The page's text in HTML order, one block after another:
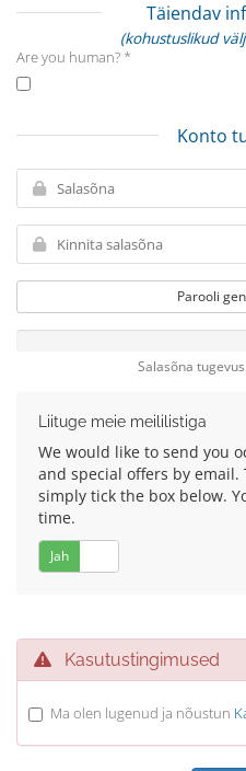
Täiendav
(kohustuslikud
Are you human? *
Konto
Parooli
Salasõna
Liituge meie meililistiga
We would like to send you
and special offers by
simply tick the box below.
time.
Jah
Kasutustingimused
Ma olen lugenud ja nõustun